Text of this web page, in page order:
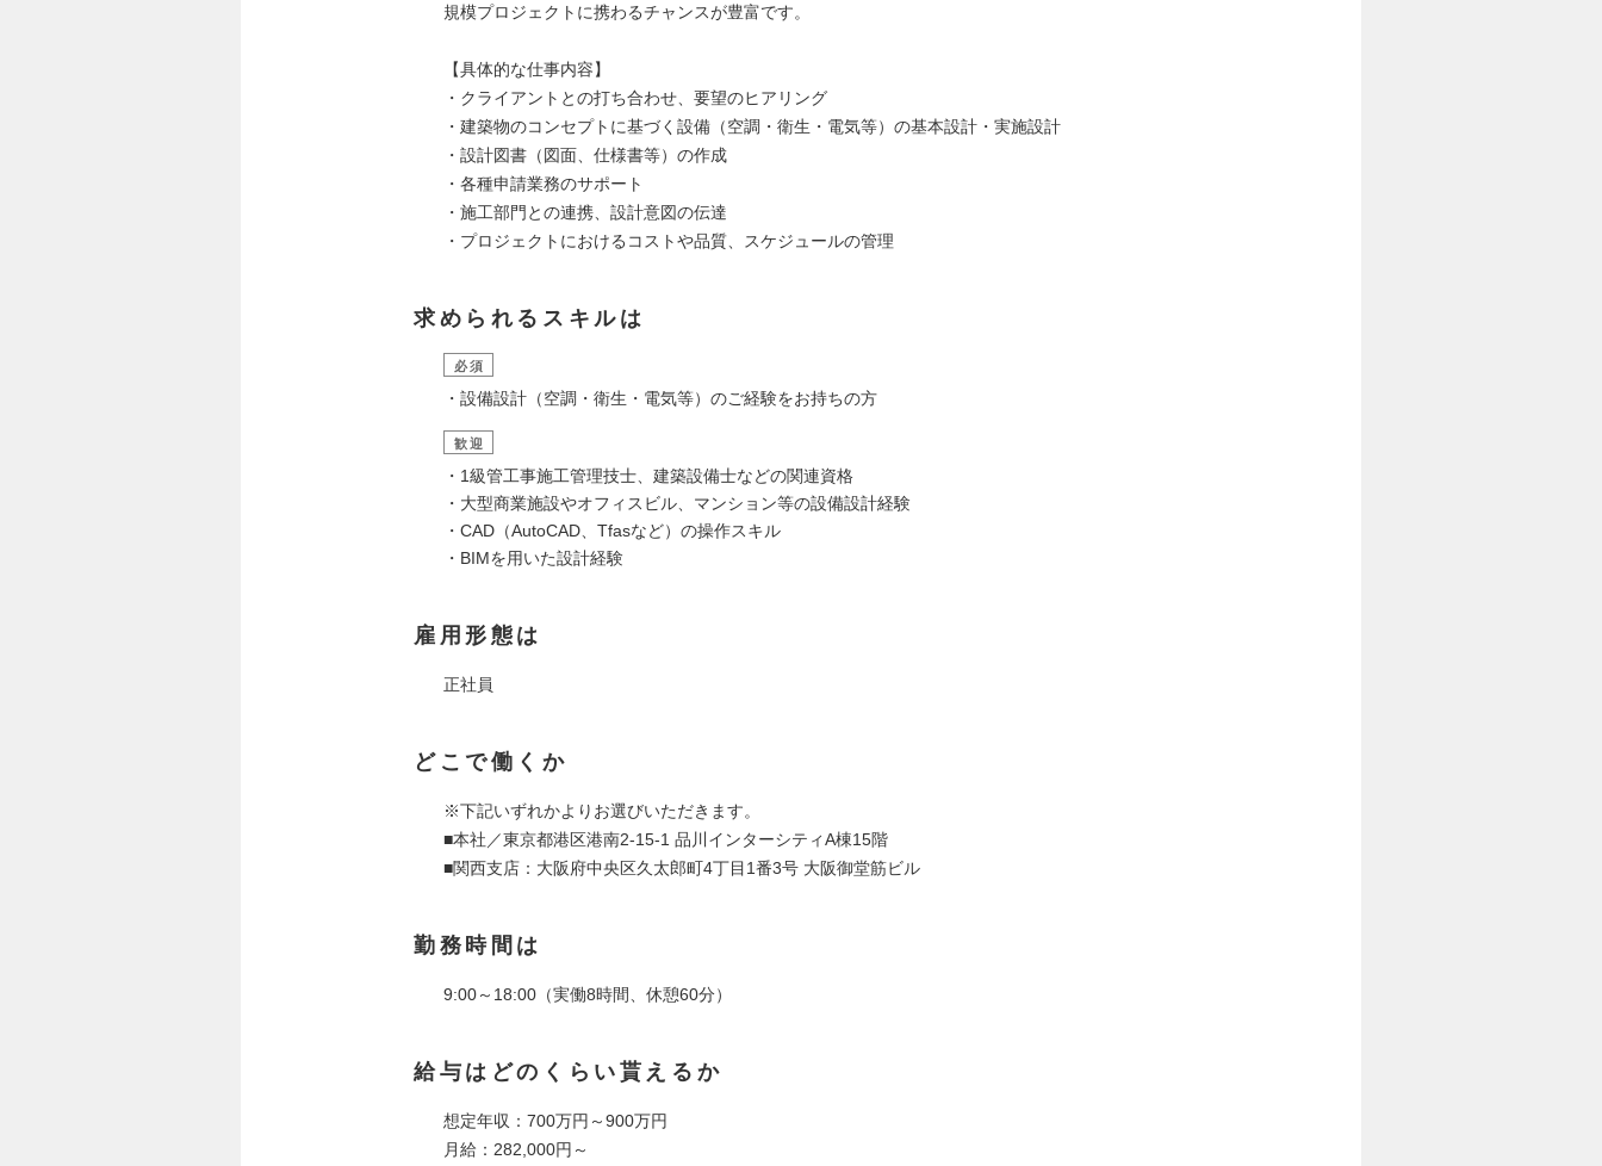
規模プロジェクトに携わるチャンスが豊富です。
【具体的な仕事内容】
・クライアントとの打ち合わせ、要望のヒアリング
・建築物のコンセプトに基づく設備（空調・衛生・電気等）の基本設計・実施設計
・設計図書（図面、仕様書等）の作成
・各種申請業務のサポート
・施工部門との連携、設計意図の伝達
・プロジェクトにおけるコストや品質、スケジュールの管理
求められるスキルは
必須
・設備設計（空調・衛生・電気等）のご経験をお持ちの方
歓迎
・1級管工事施工管理技士、建築設備士などの関連資格
・大型商業施設やオフィスビル、マンション等の設備設計経験
・CAD（AutoCAD、Tfasなど）の操作スキル
・BIMを用いた設計経験
雇用形態は
正社員
どこで働くか
※下記いずれかよりお選びいただきます。
■本社／東京都港区港南2-15-1 品川インターシティA棟15階
■関西支店：大阪府中央区久太郎町4丁目1番3号 大阪御堂筋ビル
勤務時間は
9:00～18:00（実働8時間、休憩60分）
給与はどのくらい貰えるか
想定年収：700万円～900万円
月給：282,000円～